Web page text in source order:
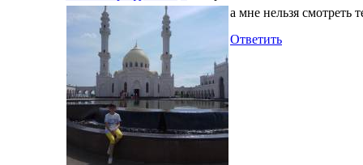
а мне нельзя смотреть
Ответить